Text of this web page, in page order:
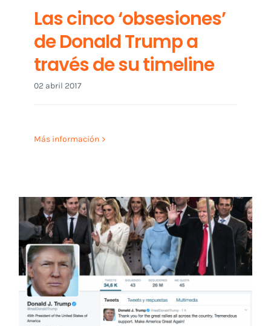
Las cinco ‘obsesiones’
de Donald Trump a
través de su timeline
02 abril 2017
Más información